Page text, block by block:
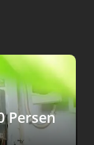
Persen